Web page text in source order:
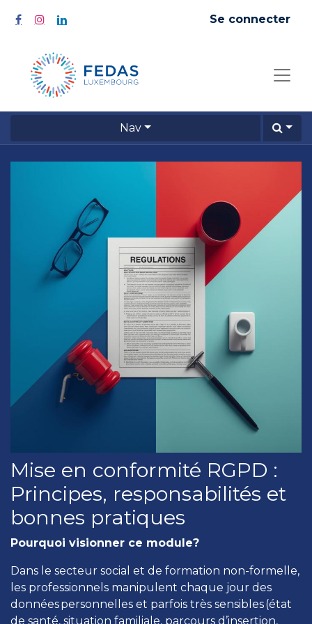
Se connecter
Nav
Mise en conformité RGPD :
Principes, responsabilités et
bonnes pratiques
Pourquoi visionner ce module?
Dans le secteur social et de formation non-formelle,
les professionnels manipulent chaque jour des
données personnelles et parfois très sensibles (état
de santé, situation familiale, parcours d’insertion,